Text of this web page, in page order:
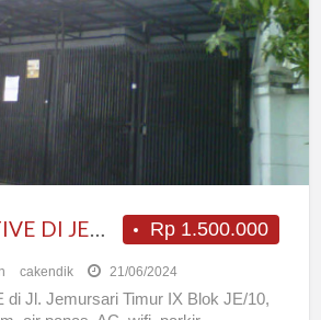
Rp 1.500.000
KOS EXECUTIVE DI JEMURSARI TIMUR
cakendik 21/06/2024
di Jl. Jemursari Timur IX Blok JE/10,